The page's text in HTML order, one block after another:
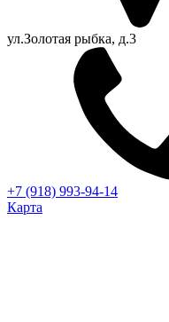
ул.Золотая рыбка, д.3
+7 (918) 993-94-14
Карта